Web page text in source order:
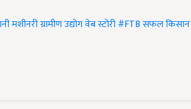
मशीनरीग्रामीण उद्योगवेब स्टोरी#FTBसफल किसान